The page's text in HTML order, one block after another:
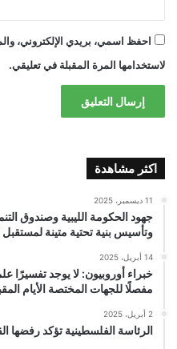
احفظ اسمي، بريدي الإلكتروني،
لاستخدامها المرة المقبلة في تعليقي.
اكثر مشاهدة
11 ديسمبر، 2025
جهود الحكومة الليبية وصندوق
وتأسيس بنية تحتية متينة لمستقبل
14 أبريل، 2025
خبراء أوروبيون: لا يوجد تفسيرًا
مفصلًا للجهات المختصة الأيام
2 أبريل، 2025
الرئاسة الفلسطينية تؤكد رفضها